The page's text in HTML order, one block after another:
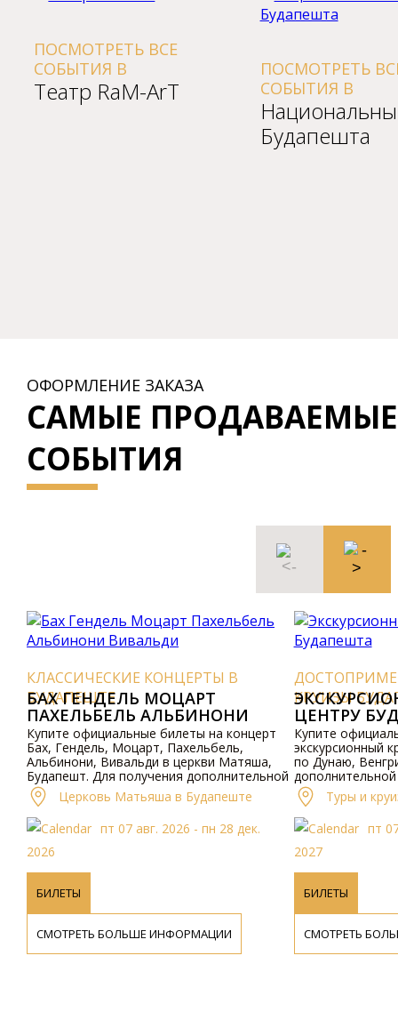
ПОСМОТРЕТЬ ВСЕ
СОБЫТИЯ В
Театр RaM-ArT
ПОСМОТРЕТЬ ВСЕ
СОБЫТИЯ В
Будапешта
ОФОРМЛЕНИЕ ЗАКАЗА
САМЫЕ ПРОДАВАЕМЫЕ
СОБЫТИЯ
КЛАССИЧЕСКИЕ КОНЦЕРТЫ В
БУДАПЕШТЕ
БАХ ГЕНДЕЛЬ МОЦАРТ
ПАХЕЛЬБЕЛЬ АЛЬБИНОНИ
ВИВАЛЬДИ
Купите официальные билеты на концерт
Бах, Гендель, Моцарт, Пахельбель,
Альбинони, Вивальди в церкви Матяша,
Будапешт. Для получения дополнительной
информации посетите наш сайт.
Церковь Матьяша в Будапеште
пт 07 авг. 2026 - пн 28 дек.
2026
БИЛЕТЫ
СМОТРЕТЬ БОЛЬШЕ ИНФОРМАЦИИ
КРУИЗЫ
ЦЕНТРУ
Купите
экскурсионный
по Дунаю,
дополнительной
наш сайт.Туры и
пт
2027
БИЛЕТЫ
СМОТРЕТЬ